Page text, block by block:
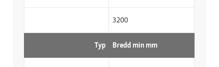
3200
Typ Bredd min mm